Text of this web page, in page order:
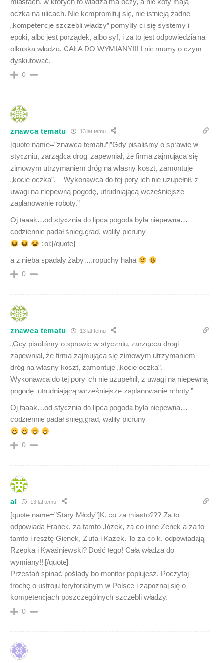
miastach, w których to władza ma oczy, a nie koty mają
oczka na ulicach. Nie kompromituj się, nie istnieją żadne
„kompetencje szczebli władzy” pomyliły ci się systemy i
epoki, albo jest porządek, albo syf, i za to jest odpowiedzialna
olkuska władza, CAŁA DO WYMIANY!!! I nie mamy o czym
dyskutować.
0
znawca tematu 13 lat temu
[quote name=”znawca tematu”]”Gdy pisaliśmy o sprawie w
styczniu, zarządca drogi zapewniał, że firma zajmująca się
zimowym utrzymaniem dróg na własny koszt, zamontuje
„kocie oczka”. – Wykonawca do tej pory ich nie uzupełnił, z
uwagi na niepewną pogodę, utrudniającą wcześniejsze
zaplanowanie roboty.”
Oj taaak…od stycznia do lipca pogoda była niepewna…
codziennie padał śnieg,grad, waliły pioruny
:lol:[/quote]
a z nieba spadały żaby….ropuchy haha
0
znawca tematu 13 lat temu
„Gdy pisaliśmy o sprawie w styczniu, zarządca drogi
zapewniał, że firma zajmująca się zimowym utrzymaniem
dróg na własny koszt, zamontuje „kocie oczka”. –
Wykonawca do tej pory ich nie uzupełnił, z uwagi na niepewną
pogodę, utrudniającą wcześniejsze zaplanowanie roboty.”
Oj taaak…od stycznia do lipca pogoda była niepewna…
codziennie padał śnieg,grad, waliły pioruny
0
al 13 lat temu
[quote name=”Stary Młody”]K. co za miasto??? Za to
odpowiada Franek, za tamto Józek, za co inne Zenek a za to
tamto i resztę Gienek, Ziuta i Kazek. To za co k. odpowiadają
Rzepka i Kwaśniewski? Dość tego! Cała władza do
wymiany!!![/quote]
Przestań spinać poślady bo monitor poplujesz. Poczytaj
trochę o ustroju terytorialnym w Polsce i zapoznaj się o
kompetencjach poszczególnych szczebli władzy.
0